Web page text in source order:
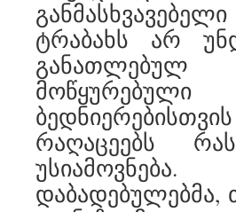
ტრაბახს არ
განათლებულ
რაღაცეებს
დაბადებულებმა,